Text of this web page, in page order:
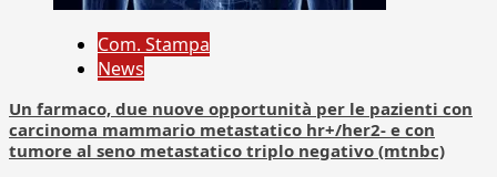
Com. Stampa
News
Un farmaco, due nuove opportunità per le pazienti con
carcinoma mammario metastatico hr+/her2- e con
tumore al seno metastatico triplo negativo (mtnbc)